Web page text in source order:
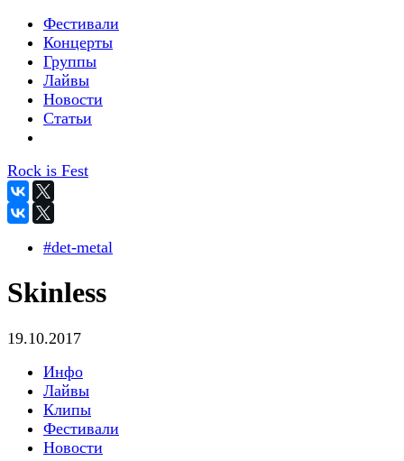
Фестивали
Концерты
Группы
Лайвы
Новости
Статьи
Rock is Fest
#det-metal
Skinless
19.10.2017
Инфо
Лайвы
Клипы
Фестивали
Новости